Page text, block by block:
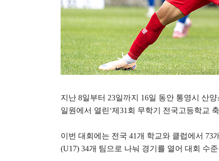
지난 8일부터 23일까지 16일 동안 통영시 산
일원에서 열린‘제 31 회 무학기 전국고등학교
이번 대회에는 전국 41 개 학교와 클럽에서 73
(U17) 34개 팀으로 나눠 경기를 열어 대회 수